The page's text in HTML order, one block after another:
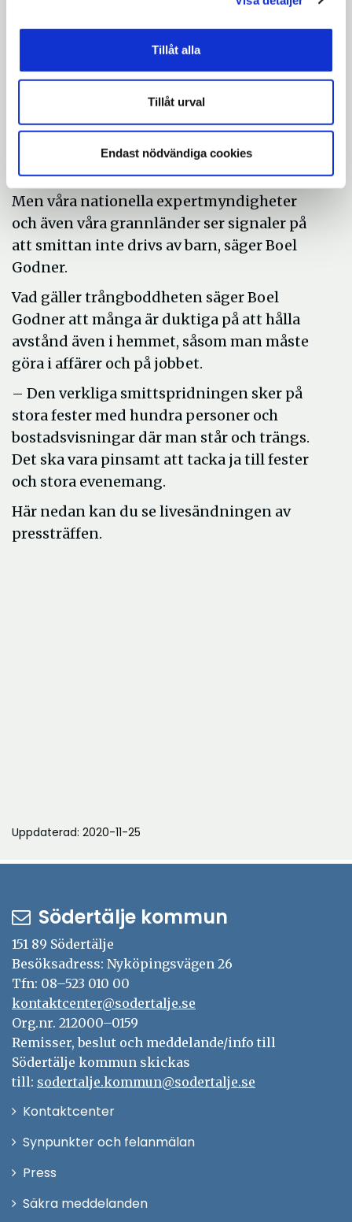
Tillåt alla
Tillåt urval
Endast nödvändiga cookies
smittobärare diskuteras
Under pressträffen ställs frågor om risken
till sina gamla släktingar – att Södertälje är
mer utsatt på det sättet där många bor nära
sina äldre.
– Vi är medvetna om den trångboddhet och
segregation som råder i delar av Södertälje.
Men våra nationella expertmyndigheter
och även våra grannländer ser signaler på
att smittan inte drivs av barn, säger Boel
Godner.
Vad gäller trångboddheten säger Boel
Godner att många är duktiga på att hålla
avstånd även i hemmet, såsom man måste
göra i affärer och på jobbet.
– Den verkliga smittspridningen sker på
stora fester med hundra personer och
bostadsvisningar där man står och trängs.
Det ska vara pinsamt att tacka ja till fester
och stora evenemang.
Här nedan kan du se livesändningen av
pressträffen.
Uppdaterad: 2020-11-25
Södertälje kommun
151 89 Södertälje
Besöksadress: Nyköpingsvägen 26
Tfn: 08–523 010 00
kontaktcenter@sodertalje.se
Org.nr. 212000–0159
Remisser, beslut och meddelande/info till
Södertälje kommun skickas
till: sodertalje.kommun@sodertalje.se
KontaktcenterÖppna
Synpunkter och felanmälan
Press
Säkra meddelanden